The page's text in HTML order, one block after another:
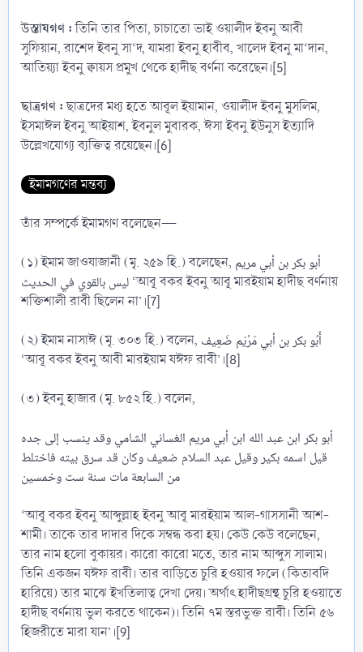
উস্তাযগণ :তিনি তার পিতা, চাচাতো ভাই ওয়ালীদ ইবনু আবী
সুফিয়ান, রাশেদ ইবনু সা‘দ, যামরা ইবনু হাবীব, খালেদ ইবনু মা‘দান,
আতিয়্যা ইবনু ক্বায়স প্রমুখ থেকে হাদীছ বর্ণনা করেছেন।[5]
ছাত্রগণ :ছাত্রদের মধ্য হতে আবূল ইয়ামান, ওয়ালীদ ইবনু মুসলিম,
ইসমাঈল ইবনু আইয়াশ, ইবনুল মুবারক, ঈসা ইবনু ইউনুস ইত্যাদি
উল্লেখযোগ্য ব্যক্তিত্ব রয়েছেন।[6]
ইমামগণের মন্তব্য
তাঁর সম্পর্কে ইমামগণ বলেছেন—
(১) ইমাম জাওযাজানী (মৃ. ২৫৯ হি.) বলেছেন, أبو بكر بن أبي مريم
ليس بالقوي في الحديث ‘আবূ বকর ইবনু আবূ মারইয়াম হাদীছ বর্ণনায়
শক্তিশালী রাবী ছিলেন না’।[7]
(২) ইমাম নাসাঈ (মৃ. ৩০৩ হি.) বলেন, أَبُو بكر بن أبي مَرْيَم ضَعِيف
‘আবূ বকর ইবনু আবী মারইয়াম যঈফ রাবী’।[8]
(৩) ইবনু হাজার (মৃ. ৮৫২ হি.) বলেন,
أبو بكر ابن عبد الله ابن أبي مريم الغساني الشامي وقد ينسب إلى جده
قيل اسمه بكير وقيل عبد السلام ضعيف وكان قد سرق بيته فاختلط
من السابعة مات سنة ست وخمسين
‘আবূ বকর ইবনু আব্দুল্লাহ ইবনু আবূ মারইয়াম আল-গাসসানী আশ-
শামী। তাকে তার দাদার দিকে সম্বন্ধ করা হয়। কেউ কেউ বলেছেন,
তার নাম হলো বুকায়র। কারো কারো মতে, তার নাম আব্দুস সালাম।
তিনি একজন যঈফ রাবী। তার বাড়িতে চুরি হওয়ার ফলে (কিতাবদি
হারিয়ে) তার মাঝে ইখতিলাত্ব দেখা দেয়। অর্থাৎ হাদীছগ্রন্থ চুরি হওয়াতে
হাদীছ বর্ণনায় ভুল করতে থাকেন)। তিনি ৭ম স্তরভুক্ত রাবী। তিনি ৫৬
হিজরীতে মারা যান’।[9]